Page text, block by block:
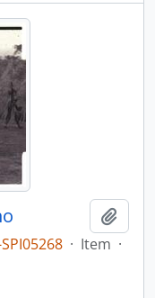
SPI05268 · Item ·